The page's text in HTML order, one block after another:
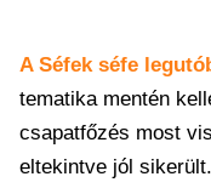
A Séfek séfe
tematika mentén
csapatfőzés most
eltekintve jól